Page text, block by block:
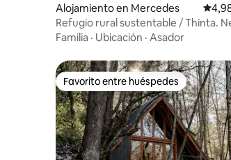
Alojamiento en Mercedes
Refugio rural sustentable /
Familia · Ubicación · Asador
Favorito entre huéspedes
Favorito entre huéspedes